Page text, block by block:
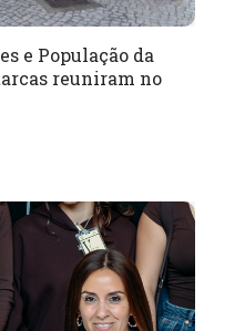
e População da
reuniram no